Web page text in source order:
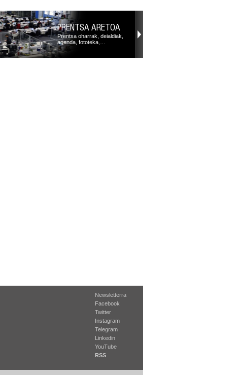
PRENTSA ARETOA
Prentsa oharrak, deialdiak,
agenda, fototeka,…
Newsletterra
Facebook
Twitter
Instagram
Telegram
Linkedin
YouTube
RSS